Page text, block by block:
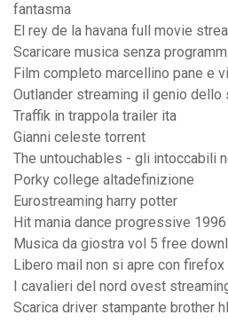
fantasma
El rey de la havana full movie
Scaricare musica senza
Film completo marcellino pane e
Outlander streaming il genio dello
Traffik in trappola trailer ita
Gianni celeste torrent
The untouchables - gli intoccabili
Porky college altadefinizione
Eurostreaming harry potter
Hit mania dance progressive 1996
Musica da giostra vol 5 free
Libero mail non si apre con firefox
I cavalieri del nord ovest
Scarica driver stampante brother